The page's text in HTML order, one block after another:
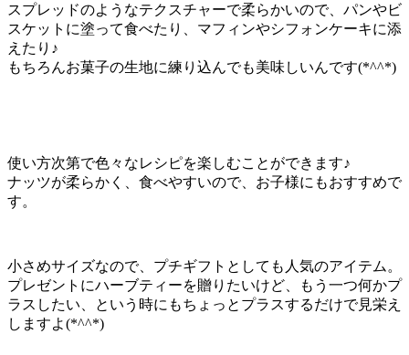
スプレッドのようなテクスチャーで柔らかいので、パンやビ
スケットに塗って食べたり、マフィンやシフォンケーキに添
えたり♪
もちろんお菓子の生地に練り込んでも美味しいんです(*^^*)
使い方次第で色々なレシピを楽しむことができます♪
ナッツが柔らかく、食べやすいので、お子様にもおすすめで
す。
小さめサイズなので、プチギフトとしても人気のアイテム。
プレゼントにハーブティーを贈りたいけど、もう一つ何かプ
ラスしたい、という時にもちょっとプラスするだけで見栄え
しますよ(*^^*)